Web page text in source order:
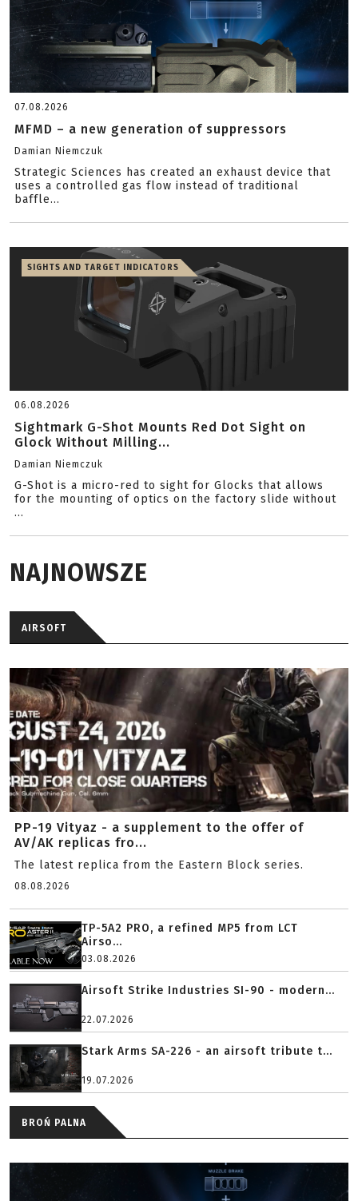
07.08.2026
MFMD – a new generation of suppressors
Damian Niemczuk
Strategic Sciences has created an exhaust device that
uses a controlled gas flow instead of traditional
baffle...
SIGHTS AND TARGET INDICATORS
06.08.2026
Sightmark G-Shot Mounts Red Dot Sight on
Glock Without Milling...
Damian Niemczuk
G-Shot is a micro-red to sight for Glocks that allows
for the mounting of optics on the factory slide without
...
NAJNOWSZE
AIRSOFT
PP-19 Vityaz - a supplement to the offer of
AV/AK replicas fro...
The latest replica from the Eastern Block series.
08.08.2026
TP-5A2 PRO, a refined MP5 from LCT
Airso...
03.08.2026
Airsoft Strike Industries SI-90 - modern...
22.07.2026
Stark Arms SA-226 - an airsoft tribute t...
19.07.2026
BROŃ PALNA